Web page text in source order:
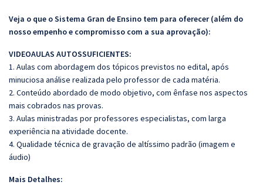
Veja o que o Sistema Gran de Ensino tem para oferecer (além do
nosso empenho e compromisso com a sua aprovação):
VIDEOAULAS AUTOSSUFICIENTES:
1. Aulas com abordagem dos tópicos previstos no edital, após
minuciosa análise realizada pelo professor de cada matéria.
2. Conteúdo abordado de modo objetivo, com ênfase nos aspectos
mais cobrados nas provas.
3. Aulas ministradas por professores especialistas, com larga
experiência na atividade docente.
4. Qualidade técnica de gravação de altíssimo padrão (imagem e
áudio)
Mais Detalhes: